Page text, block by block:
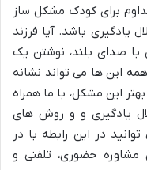
برای کودک مشکل ساز
باشد. آیا فرزند
با صدای بلند، نوشتن یک
این ها می تواند نشانه
این مشکل، با ما همراه
یادگیری و و روش های
در این رابطه با در
مشاوره حضوری، تلفنی و